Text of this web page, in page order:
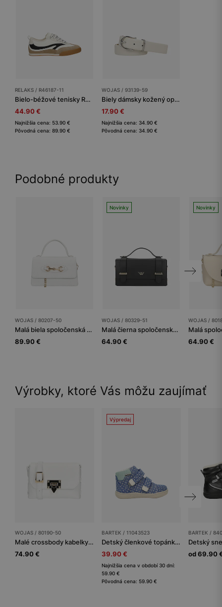
RELAKS / R46187-11
Bielo-béžové tenisky RELAKS na plochej podrážke
44.90 €
Najnižšia cena: 53.90 €
Pôvodná cena: 89.90 €
WOJAS / 93139-59
Biely dámsky kožený opasok so striebornou prackou
17.90 €
Najnižšia cena: 34.90 €
Pôvodná cena: 34.90 €
Podobné produkty
WOJAS / 80207-50
Malá biela spoločenská kabelka
89.90 €
Novinky
WOJAS / 80329-51
Malá čierna spoločenská dámska kabelka z kože
64.90 €
Novinky
WOJAS /
64.90 €
Výrobky, ktoré Vás môžu zaujímať
WOJAS / 80190-50
Malé crossbody kabelky dámske
74.90 €
Výpredaj
BARTEK / 11043523
Detský členkové topánky BARTEK
39.90 €
Najnižšia cena v období 30 dní:
59.90 €
Pôvodná cena: 59.90 €
BARTEK /
Detský
od 69.90